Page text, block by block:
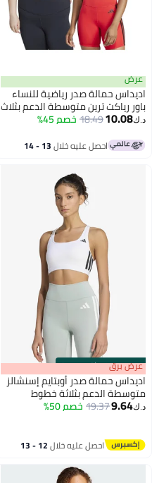
عرض
اديداس حمالة صدر رياضية للنساء
باور رياكت ترين متوسطة الدعم بثلاث
خطوط
د.ك‏10.08
18.49خصم 45%
احصل عليه خلال 13 - 14
00m:00s
·باقي 100% عرض برق
اديداس حمالة صدر أوبتايم إسنشالز
متوسطة الدعم بثلاثة خطوط
د.ك‏9.64
19.37خصم 50%
احصل عليه خلال 12 - 13